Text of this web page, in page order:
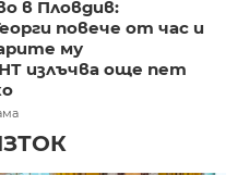
в Пловдив:
повече от час и
му
излъчва още пет